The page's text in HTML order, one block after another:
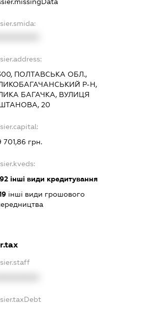
ПОЛТАВСЬКА ОБЛ.,
Р-Н,
БАГАЧКА, ВУЛИЦЯ
20
701,86 грн.
інші види кредитування
інші види грошового